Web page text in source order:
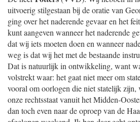
uitvoerig stilgestaan bij de oratie van
ging over het naderende gevaar en het
kunt aangeven wanneer het naderende
dat wij iets moeten doen en wanneer
weg is dat wij het met de bestaande
Dat is natuurlijk in ontwikkeling, want
volstrekt waar: het gaat niet meer om
vooral om oorlogen die niet statelijk zijn,
onze rechtsstaat vanuit het Midden-
dan toch even naar de oproep van de